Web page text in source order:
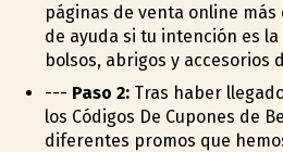
páginas de venta online
de ayuda si tu intención es
bolsos, abrigos y accesorios
--- Paso 2:Tras haber
los Códigos De Cupones de
diferentes promos que